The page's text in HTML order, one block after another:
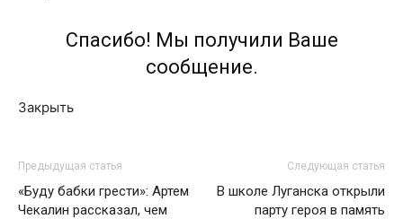
Спасибо! Мы получили Ваше
сообщение.
Закрыть
Предыдущая статья
«Буду бабки грести»: Артем
Чекалин рассказал, чем
Следующая статья
В школе Луганска открыли
парту героя в память